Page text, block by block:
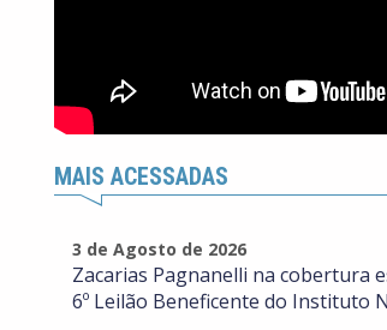
MAIS ACESSADAS
3 de Agosto de 2026
Zacarias Pagnanelli na cobertura
6º Leilão Beneficente do Instituto